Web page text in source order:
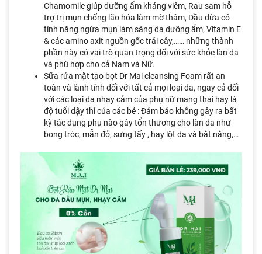
Chamomile giúp dưỡng ẩm kháng viêm, Rau sam hỗ
trợ trị mụn chống lão hóa làm mờ thâm, Dầu dừa có
tính năng ngừa mụn làm sáng da dưỡng ẩm, Vitamin E
& các amino axit nguồn gốc trái cây,…… những thành
phần này có vai trò quan trọng đối với sức khỏe làn da
và phù hợp cho cả Nam và Nữ.
Sữa rửa mặt tạo bọt Dr Mai cleansing Foam rất an
toàn và lành tính đối với tất cả mọi loại da, ngay cả đối
với các loại da nhạy cảm của phụ nữ mang thai hay là
độ tuổi dậy thì của các bé : Đảm bảo không gây ra bất
kỳ tác dụng phụ nào gây tổn thương cho làn da như
bong tróc, mẫn đỏ, sưng tấy , hay lột da và bắt nắng,…